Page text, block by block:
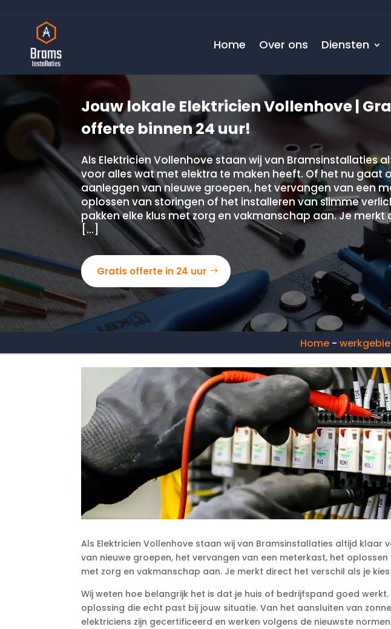
Home Over ons Diensten
Jouw lokale Elektricien Vollenhove |
offerte binnen 24 uur!
Als Elektricien Vollenhove staan wij van Bramsinstallaties
voor alles wat met elektra te maken heeft. Of het nu gaat
aanleggen van nieuwe groepen, het vervangen van een
oplossen van storingen of het installeren van slimme
pakken elke klus met zorg en vakmanschap aan. Je merkt
[…]
Gratis offerte in 24 uur
Home-
Als Elektricien Vollenhove staan wij van Bramsinstallaties altijd
van nieuwe groepen, het vervangen van een meterkast, het
met zorg en vakmanschap aan. Je merkt direct het verschil als je
Wij weten hoe belangrijk het is dat je huis of bedrijfspand goed
oplossing die echt past bij jouw situatie. Van het aansluiten van
elektriciens zijn gecertificeerd en werken volgens de nieuwste